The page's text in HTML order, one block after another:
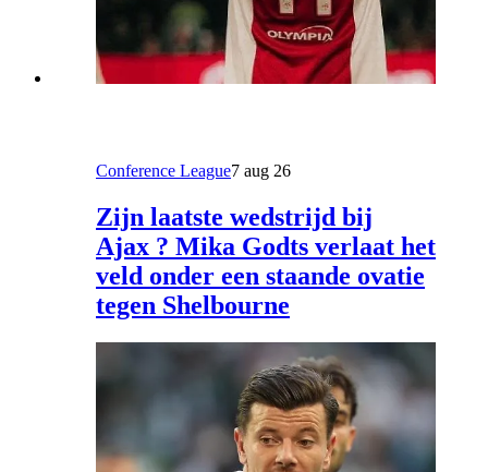
Conference League7 aug 26
Zijn laatste wedstrijd bij
Ajax ? Mika Godts verlaat het
veld onder een staande ovatie
tegen Shelbourne